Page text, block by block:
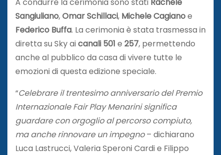
A condurre la cerimonia sono stati Rachele
Sangiuliano,Omar Schillaci, Michele Cagianoe
Federico Buffa. La cerimonia è stata trasmessa in
diretta su Sky aicanali 501 e 257, permettendo
anche al pubblico da casa di vivere tutte le
emozioni di questa edizione speciale.
“Celebrare il trentesimo anniversario del Premio
Internazionale Fair Play Menarini significa
guardare con orgoglio al percorso compiuto,
ma anche rinnovare un impegno– dichiarano
Luca Lastrucci, Valeria Speroni Cardi e Filippo